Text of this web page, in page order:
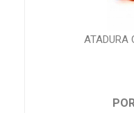
ATADURA